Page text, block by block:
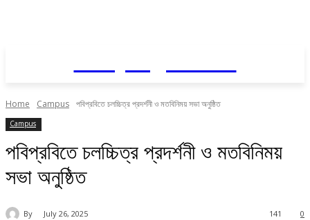
Home Campus পবিপ্রবিতে চলচ্চিত্র প্রদর্শনী ও মতবিনিময় সভা অনুষ্ঠিত
Campus
পবিপ্রবিতে চলচ্চিত্র প্রদর্শনী ও মতবিনিময়
সভা অনুষ্ঠিত
By July 26, 2025 0
141